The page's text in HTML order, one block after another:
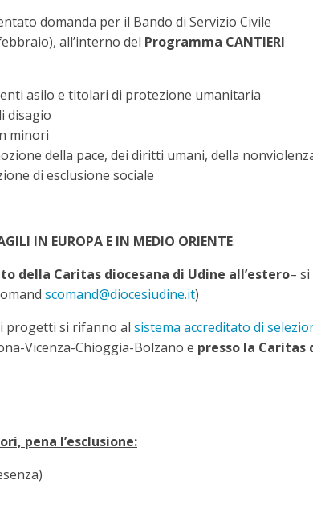
domanda per il Bando di Servizio Civile
all’interno del Programma CANTIERI
asilo e titolari di protezione umanitaria
disagio
minori
della pace, dei diritti umani, della
di esclusione sociale
IN EUROPA E IN MEDIO ORIENTE:
della Caritas diocesana di Udine all’estero–
scomand@diocesiudine.it)
progetti si rifanno al sistema accreditato di
Vicenza-Chioggia-Bolzano e presso la Caritas
pena l’esclusione: